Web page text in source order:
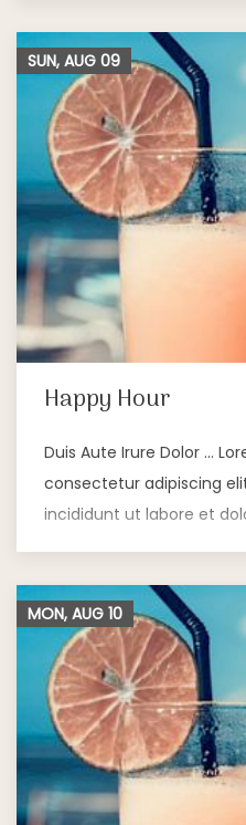
Happy Hour
Duis Aute Irure Dolor …
consectetur adipiscing
incididunt ut labore et
SUN, AUG 09
MON, AUG 10